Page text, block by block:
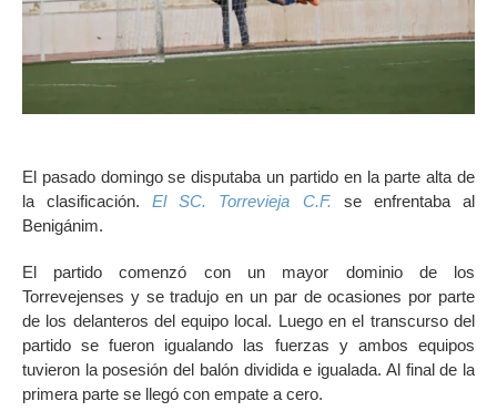
El pasado domingo se disputaba un partido en la parte alta de
la clasificación.El SC. Torrevieja C.F. se enfrentaba al
Benigánim.
El partido comenzó con un mayor dominio de los
Torrevejenses y se tradujo en un par de ocasiones por parte
de los delanteros del equipo local. Luego en el transcurso del
partido se fueron igualando las fuerzas y ambos equipos
tuvieron la posesión del balón dividida e igualada. Al final de la
primera parte se llegó con empate a cero.